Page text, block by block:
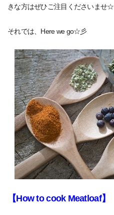
きな方はぜひご注目くださいませ☆
それでは、Here we go☆彡
【How to cook Meatloaf】